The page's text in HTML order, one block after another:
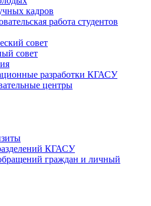
кадров
работа студентов
совет
совет
разработки КГАСУ
центры
КГАСУ
граждан и личный